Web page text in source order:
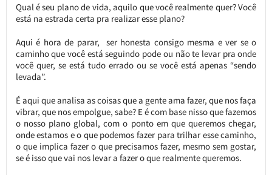
Qual é seu plano de vida, aquilo que você realmente quer? Você
está na estrada certa pra realizar esse plano?
Aqui é hora de parar, ser honesta consigo mesma e ver se o
caminho que você está seguindo pode ou não te levar pra onde
você quer, se está tudo errado ou se você está apenas “sendo
levada”.
É aqui que analisa as coisas que a gente ama fazer, que nos faça
vibrar, que nos empolgue, sabe? E é com base nisso que fazemos
o nosso plano global, com o ponto em que queremos chegar,
onde estamos e o que podemos fazer para trilhar esse caminho,
o que implica fazer o que precisamos fazer, mesmo sem gostar,
se é isso que vai nos levar a fazer o que realmente queremos.